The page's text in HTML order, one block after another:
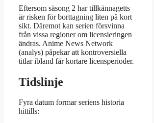
Eftersom säsong 2 har tillkännagetts
är risken för borttagning liten på kort
sikt. Däremot kan serien försvinna
från vissa regioner om licensieringen
ändras. Anime News Network
(analys) påpekar att kontroversiella
titlar ibland får kortare licensperioder.
Tidslinje
Fyra datum formar seriens historia
hittills: